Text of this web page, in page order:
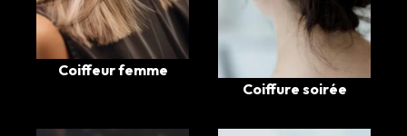
Coiffeur femme
Coiffure soirée